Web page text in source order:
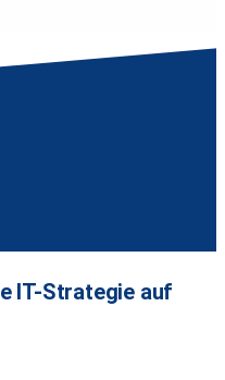
IT-Strategie auf